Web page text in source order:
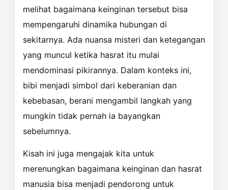
melihat bagaimana keinginan tersebut bisa
mempengaruhi dinamika hubungan di
sekitarnya. Ada nuansa misteri dan ketegangan
yang muncul ketika hasrat itu mulai
mendominasi pikirannya. Dalam konteks ini,
bibi menjadi simbol dari keberanian dan
kebebasan, berani mengambil langkah yang
mungkin tidak pernah ia bayangkan
sebelumnya.
Kisah ini juga mengajak kita untuk
merenungkan bagaimana keinginan dan hasrat
manusia bisa menjadi pendorong untuk